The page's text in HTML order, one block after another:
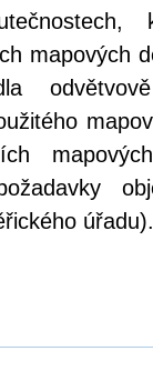
mapových
úřadu).